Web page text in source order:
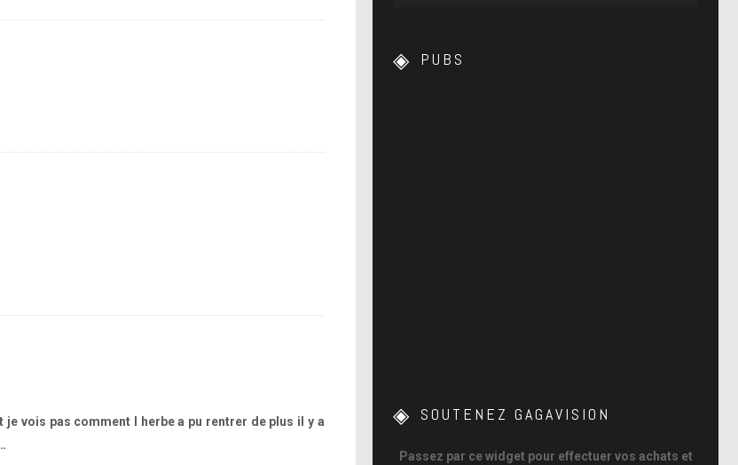
vois pas comment l herbe a pu rentrer de plus il y a
PUBS
SOUTENEZ GAGAVISION
Passez par ce widget pour effectuer vos achats et